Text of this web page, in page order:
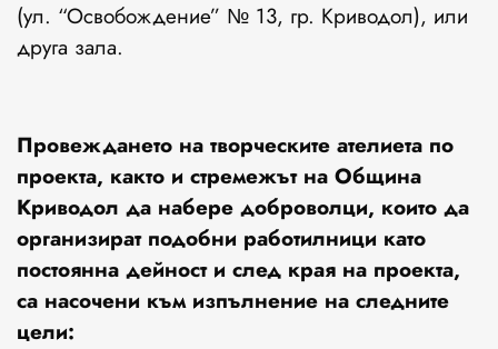
(ул. “Освобождение” № 13, гр. Криводол), или
друга зала.
Провеждането на творческите ателиета по
проекта, както и стремежът на Община
Криводол да набере доброволци, които да
организират подобни работилници като
постоянна дейност и след края на проекта,
са насочени към изпълнение на следните
цели: